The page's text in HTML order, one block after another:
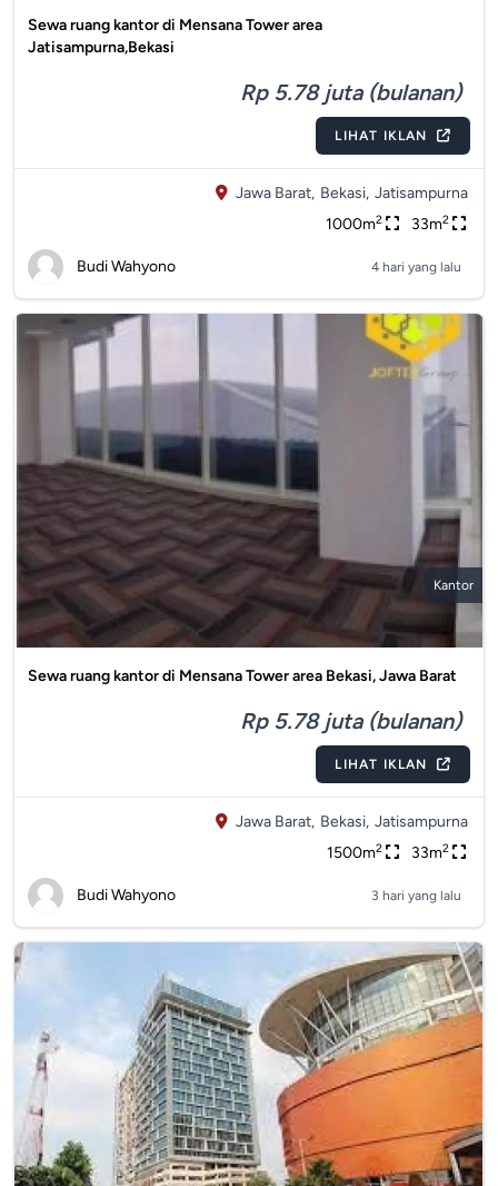
Sewa ruang kantor di Mensana Tower area
Jatisampurna,Bekasi
Rp 5.78 juta (bulanan)
LIHAT IKLAN
Jawa Barat, Bekasi, Jatisampurna
1000m2 33m2
Budi Wahyono 4 hari yang lalu
Kantor
Sewa ruang kantor di Mensana Tower area Bekasi, Jawa Barat
Rp 5.78 juta (bulanan)
LIHAT IKLAN
Jawa Barat, Bekasi, Jatisampurna
1500m2 33m2
Budi Wahyono 3 hari yang lalu